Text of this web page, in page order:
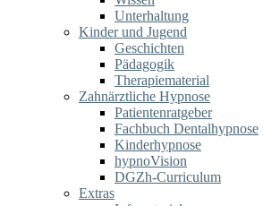
Unterhaltung
Kinder und Jugend
Geschichten
Pädagogik
Therapiematerial
Zahnärztliche Hypnose
Patientenratgeber
Fachbuch Dentalhypnose
Kinderhypnose
hypnoVision
DGZh-Curriculum
Extras